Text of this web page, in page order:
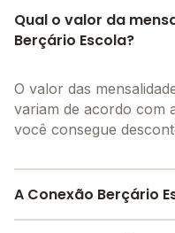
Qual o valor da
Berçário Escola?
O valor das
variam de acordo com
você consegue
A Conexão Berçário